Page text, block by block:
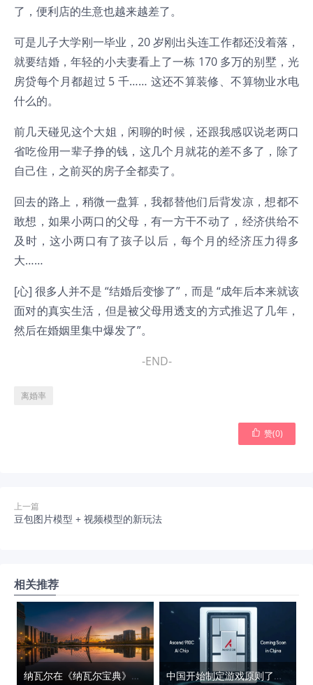
了，便利店的生意也越来越差了。
可是儿子大学刚一毕业，20 岁刚出头连工作都还没着落，
就要结婚，年轻的小夫妻看上了一栋 170 多万的别墅，光
房贷每个月都超过 5 千…… 这还不算装修、不算物业水电
什么的。
前几天碰见这个大姐，闲聊的时候，还跟我感叹说老两口
省吃俭用一辈子挣的钱，这几个月就花的差不多了，除了
自己住，之前买的房子全都卖了。
回去的路上，稍微一盘算，我都替他们后背发凉，想都不
敢想，如果小两口的父母，有一方干不动了，经济供给不
及时，这小两口有了孩子以后，每个月的经济压力得多
大……
[心] 很多人并不是 “结婚后变惨了”，而是 “成年后本来就该
面对的真实生活，但是被父母用透支的方式推迟了几年，
然后在婚姻里集中爆发了”。
-END-
离婚率
 赞(0)
上一篇
豆包图片模型 + 视频模型的新玩法
相关推荐
纳瓦尔在《纳瓦尔宝典》中提到三种杠杆 中国开始制定游戏原则了，这次是芯片领域